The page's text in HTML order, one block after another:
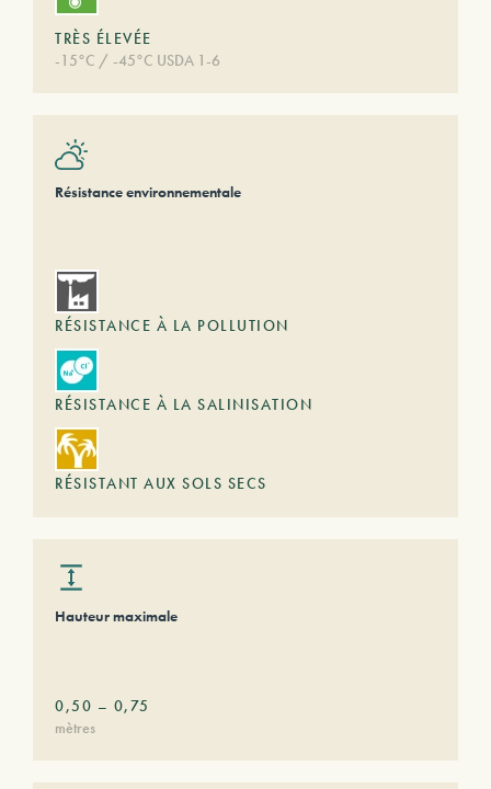
TRÈS ÉLEVÉE
-15°C / -45°C USDA 1-6
Résistance environnementale
RÉSISTANCE À LA POLLUTION
RÉSISTANCE À LA SALINISATION
RÉSISTANT AUX SOLS SECS
Hauteur maximale
0,50 – 0,75
mètres